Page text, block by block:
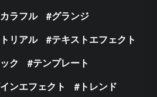
カラフル
グランジ
リアル
テキストエフェクト
ク
テンプレート
ンエフェクト
トレンド